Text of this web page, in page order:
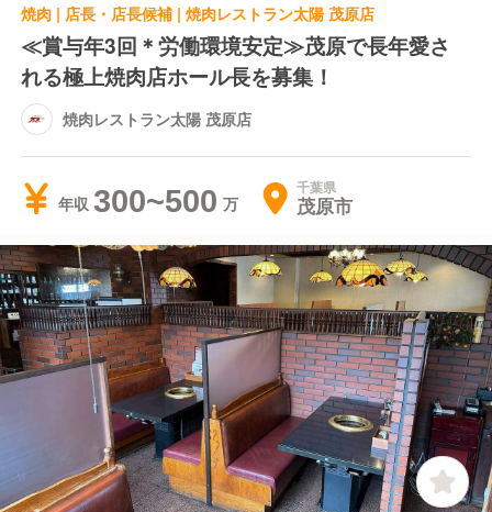
焼肉 | 店長・店長候補 | 焼肉レストラン太陽 茂原店
≪賞与年3回＊労働環境安定≫茂原で長年愛さ
れる極上焼肉店ホール長を募集！
焼肉レストラン太陽 茂原店
年収 300~500 千葉県
茂原市